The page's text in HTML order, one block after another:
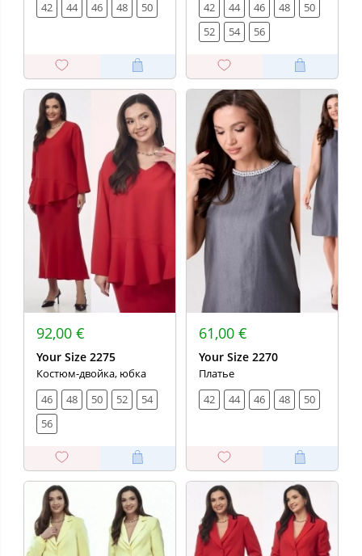
42
44 46 48 50
42
44 46 48
50
52
54 56
92,00 €
Your Size 2275
Костюм-двойка, юбка
46
48 50 52
54
56
61,00 €
Your Size 2270
Платье
42
44 46 48 50